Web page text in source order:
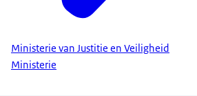
Ministerie van Justitie en Veiligheid
Ministerie